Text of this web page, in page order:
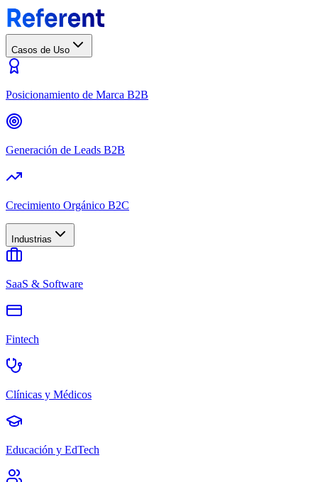
Casos de Uso
Posicionamiento de Marca B2B
Generación de Leads B2B
Crecimiento Orgánico B2C
Industrias
SaaS & Software
Fintech
Clínicas y Médicos
Educación y EdTech